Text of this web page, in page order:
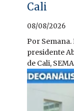
Cali
08/08/2026
Por
presidente
de Cali,